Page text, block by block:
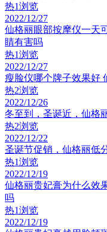
热1浏览
2022/12/27
仙格丽眼部按摩仪一天
睛有害吗
热1浏览
2022/12/27
瘦脸仪哪个牌子效果好
热2浏览
2022/12/26
冬至到，圣诞近，仙格
热2浏览
2022/12/22
圣诞节促销，仙格丽低
热1浏览
2022/12/19
仙格丽贵妃膏为什么效
吗
热1浏览
2022/12/19